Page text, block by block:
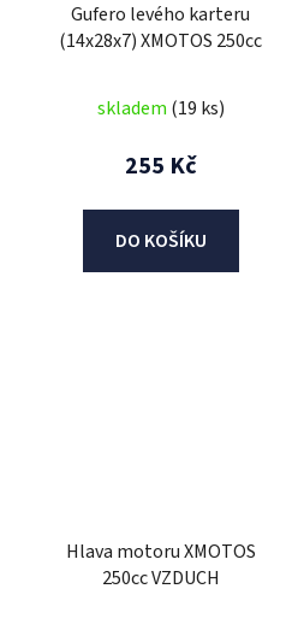
Gufero levého karteru
(14x28x7) XMOTOS 250cc
skladem (19 ks)
255 Kč
DO KOŠÍKU
Hlava motoru XMOTOS
250cc VZDUCH